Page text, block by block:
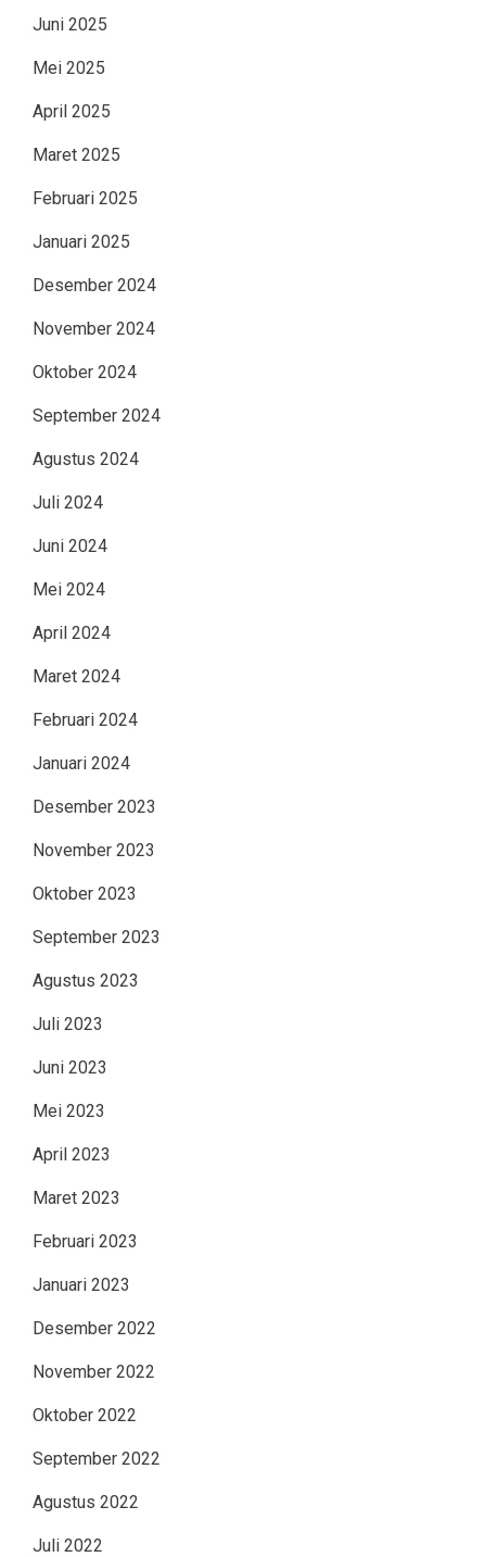
Juni 2025
Mei 2025
April 2025
Maret 2025
Februari 2025
Januari 2025
Desember 2024
November 2024
Oktober 2024
September 2024
Agustus 2024
Juli 2024
Juni 2024
Mei 2024
April 2024
Maret 2024
Februari 2024
Januari 2024
Desember 2023
November 2023
Oktober 2023
September 2023
Agustus 2023
Juli 2023
Juni 2023
Mei 2023
April 2023
Maret 2023
Februari 2023
Januari 2023
Desember 2022
November 2022
Oktober 2022
September 2022
Agustus 2022
Juli 2022